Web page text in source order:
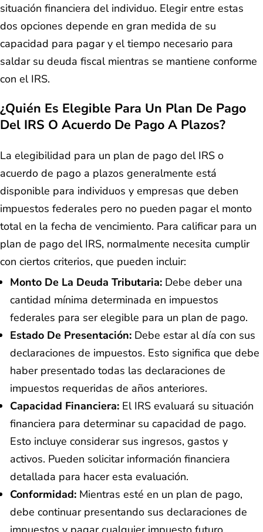
situación financiera del individuo. Elegir entre estas
dos opciones depende en gran medida de su
capacidad para pagar y el tiempo necesario para
saldar su deuda fiscal mientras se mantiene conforme
con el IRS.
¿Quién Es Elegible Para Un Plan De Pago
Del IRS O Acuerdo De Pago A Plazos?
La elegibilidad para un plan de pago del IRS o
acuerdo de pago a plazos generalmente está
disponible para individuos y empresas que deben
impuestos federales pero no pueden pagar el monto
total en la fecha de vencimiento. Para calificar para un
plan de pago del IRS, normalmente necesita cumplir
con ciertos criterios, que pueden incluir:
Monto De La Deuda Tributaria: Debe deber una
cantidad mínima determinada en impuestos
federales para ser elegible para un plan de pago.
Estado De Presentación: Debe estar al día con sus
declaraciones de impuestos. Esto significa que debe
haber presentado todas las declaraciones de
impuestos requeridas de años anteriores.
Capacidad Financiera: El IRS evaluará su situación
financiera para determinar su capacidad de pago.
Esto incluye considerar sus ingresos, gastos y
activos. Pueden solicitar información financiera
detallada para hacer esta evaluación.
Conformidad: Mientras esté en un plan de pago,
debe continuar presentando sus declaraciones de